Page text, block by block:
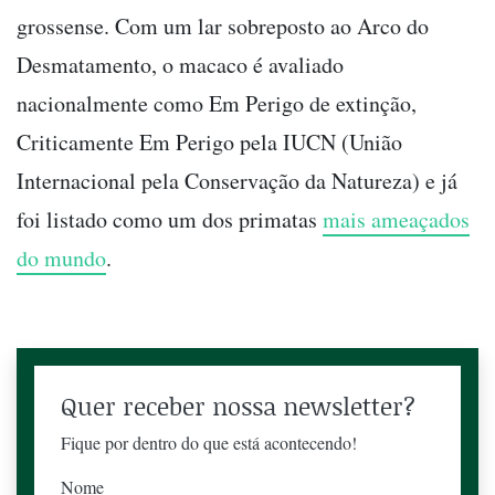
grossense. Com um lar sobreposto ao Arco do
Desmatamento, o macaco é avaliado
nacionalmente como Em Perigo de extinção,
Criticamente Em Perigo pela IUCN (União
Internacional pela Conservação da Natureza) e já
foi listado como um dos primatas mais ameaçados
do mundo.
Quer receber nossa newsletter?
Fique por dentro do que está acontecendo!
Nome